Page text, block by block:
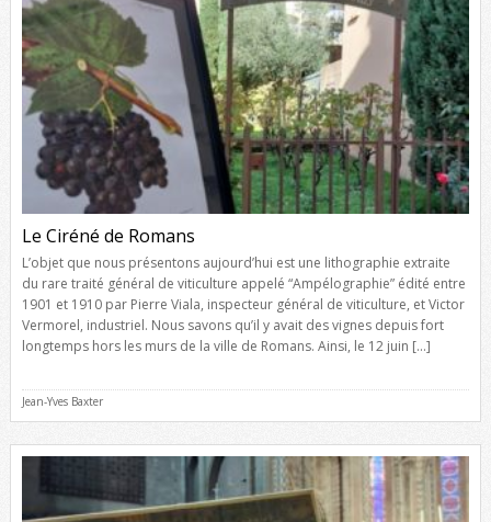
Le Ciréné de Romans
L’objet que nous présentons aujourd’hui est une lithographie extraite
du rare traité général de viticulture appelé “Ampélographie” édité entre
1901 et 1910 par Pierre Viala, inspecteur général de viticulture, et Victor
Vermorel, industriel. Nous savons qu’il y avait des vignes depuis fort
longtemps hors les murs de la ville de Romans. Ainsi, le 12 juin […]
Jean-Yves Baxter